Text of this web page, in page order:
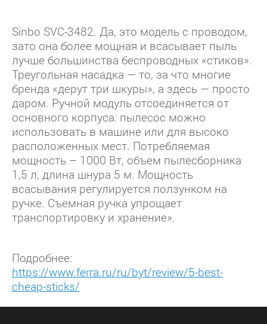
Sinbo SVC-3482. Да, это модель с проводом,
зато она более мощная и всасывает пыль
лучше большинства беспроводных «стиков».
Треугольная насадка — то, за что многие
бренда «дерут три шкуры», а здесь — просто
даром. Ручной модуль отсоединяется от
основного корпуса: пылесос можно
использовать в машине или для высоко
расположенных мест. Потребляемая
мощность – 1000 Вт, объем пылесборника
1,5 л, длина шнура 5 м. Мощность
всасывания регулируется ползунком на
ручке. Съемная ручка упрощает
транспортировку и хранение».
Подробнее:
https://www.ferra.ru/ru/byt/review/5-best-
cheap-sticks/